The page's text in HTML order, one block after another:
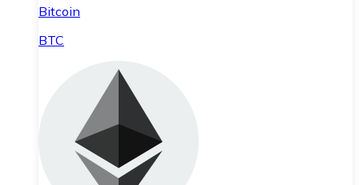
Bitcoin
BTC